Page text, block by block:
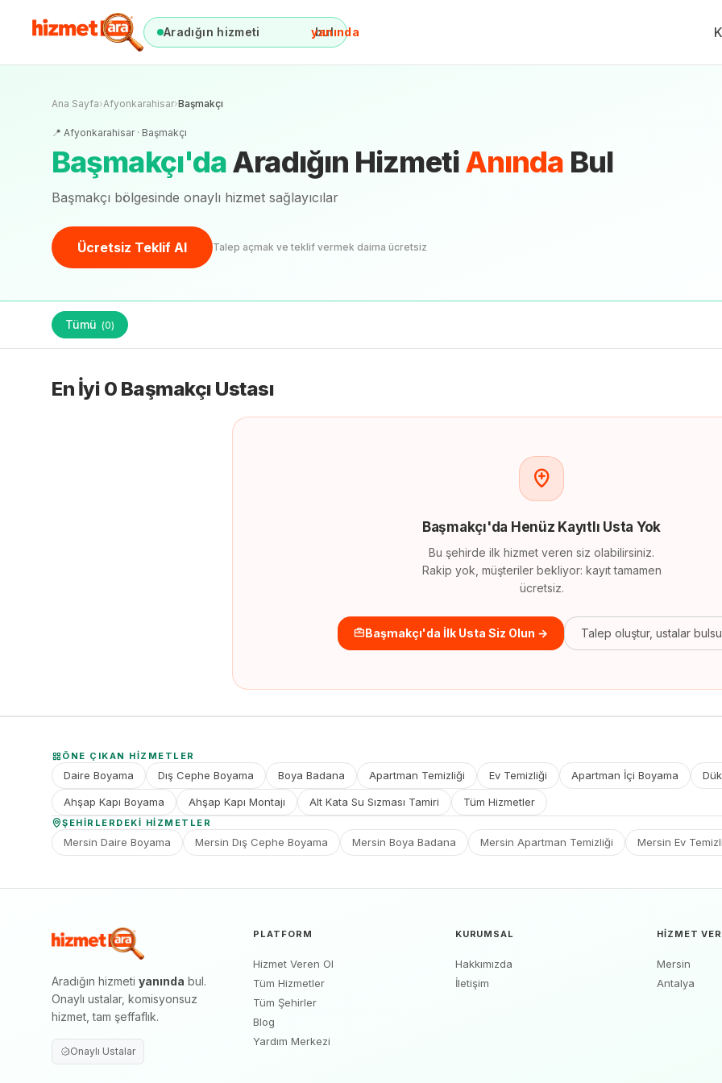
Aradığın hizmeti yanında
bul
Ana Sayfa›Afyonkarahisar›Başmakçı
📍 Afyonkarahisar· Başmakçı
Başmakçı'daAradığın HizmetiAnında Bul
Başmakçı bölgesinde onaylı hizmet sağlayıcılar
Ücretsiz Teklif Al Talep açmak ve teklif vermek daima ücretsiz
Tümü (0)
En İyi 0 Başmakçı Ustası
Başmakçı'da Henüz Kayıtlı Usta Yok
Bu şehirde ilk hizmet veren siz olabilirsiniz.
Rakip yok, müşteriler bekliyor: kayıt tamamen
ücretsiz.
Başmakçı'da İlk Usta Siz Olun → Talep oluştur, ustalar
ÖNE ÇIKAN HIZMETLER
Daire Boyama Dış Cephe Boyama Boya Badana Apartman Temizliği Ev Temizliği Apartman İçi Boyama
Ahşap Kapı Boyama Ahşap Kapı Montajı Alt Kata Su Sızması Tamiri Tüm Hizmetler
ŞEHIRLERDEKI HIZMETLER
Mersin Daire Boyama Mersin Dış Cephe Boyama Mersin Boya Badana Mersin Apartman Temizliği Mersin Ev
Aradığın hizmeti yanında bul.
Onaylı ustalar, komisyonsuz
hizmet, tam şeffaflık.
Onaylı Ustalar
PLATFORM
Hizmet Veren Ol
Tüm Hizmetler
Tüm Şehirler
Blog
Yardım Merkezi
KURUMSAL
Hakkımızda
İletişim
HIZMET
Mersin
Antalya